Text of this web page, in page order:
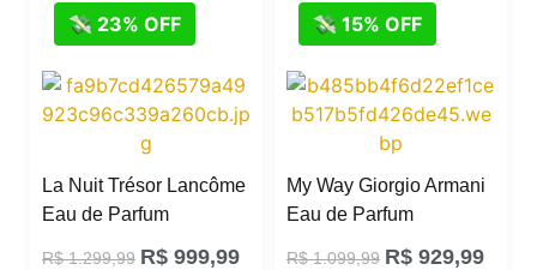
💸 23% OFF
La Nuit Trésor Lancôme
Eau de Parfum
R$1.299,99 R$ 999,99
💸 15% OFF
My Way Giorgio Armani
Eau de Parfum
R$1.099,99 R$ 929,99